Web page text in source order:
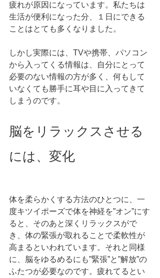
疲れが原因になっています。私たちは
生活が便利になった分、１日にできる
ことはとても多くなりました。
しかし実際には、TVや携帯、パソコン
から入ってくる情報は、自分にとって
必要のない情報の方が多く、何もして
いなくても勝手に耳や目に入ってきて
しまうのです。
脳をリラックスさせる
には、変化
体を柔らかくする方法のひとつに、一
度キツイポーズで体を神経を”オン”にす
ると、そのあと深くリラックスがで
き、体の緊張が取れることで柔軟性が
高まるといわれています。それと同様
に、脳をゆるめるにも”緊張”と”解放”の
ふたつが必要なのです。疲れてるとい